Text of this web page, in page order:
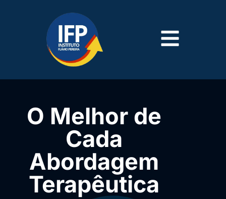
O Melhor de
Cada
Abordagem
Terapêutica